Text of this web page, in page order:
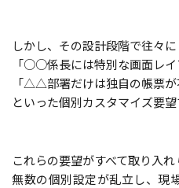
しかし、その設計段階で往々に
「○○係長には特別な画面レイ
「△△部署だけは独自の帳票が
といった個別カスタマイズ要望
これらの要望がすべて取り入
無数の個別設定が乱立し、現